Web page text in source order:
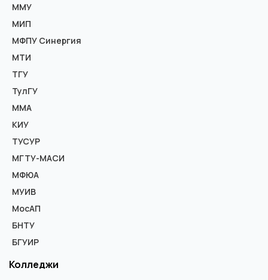
ММУ
МИП
МФПУ Синергия
МТИ
ТГУ
ТулГУ
ММА
КИУ
ТУСУР
МГТУ-МАСИ
МФЮА
МУИВ
МосАП
БНТУ
БГУИР
Колледжи